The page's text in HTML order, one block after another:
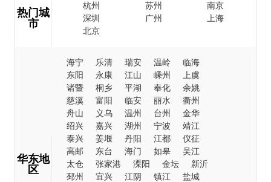
热门城
市
杭州 苏州
南京
深圳
广州
上海
北京
华东地
区
海宁 乐清 瑞安 温岭
临海
东阳
永康 江山 嵊州
上虞
诸暨
桐乡 平湖 奉化
余姚
慈溪
富阳 临安 丽水
衢州
舟山
义乌 温州 台州
金华
绍兴
嘉兴 湖州 宁波
靖江
泰兴
姜堰 丹阳 江都
仪征
高邮
东台 海门 如皋
吴江
太仓
张家港 溧阳 金坛
新沂
邳州
宜兴 江阴 镇江
盐城